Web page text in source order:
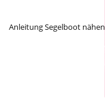
Anleitung Segelboot nähen